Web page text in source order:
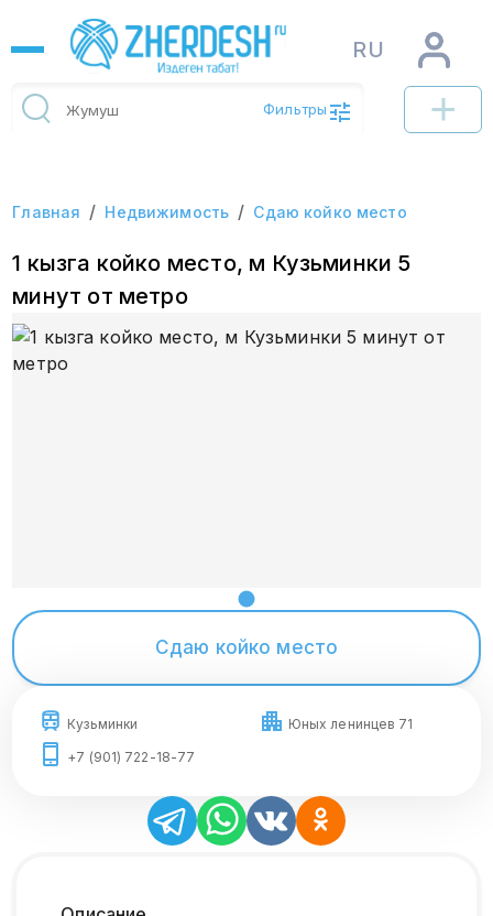
RU
Фильтры
Главная / Недвижимость / Сдаю койко место
1 кызга койко место, м Кузьминки 5
минут от метро
Сдаю койко место
Кузьминки
Юных ленинцев 71
+7 (901) 722-18-77